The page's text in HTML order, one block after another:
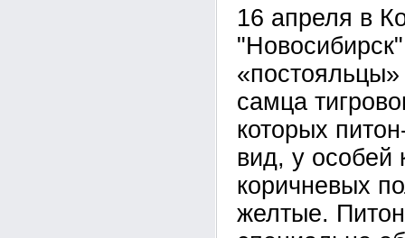
16 апреля в
самца
которых
вид, у особей
коричневых
желтые.